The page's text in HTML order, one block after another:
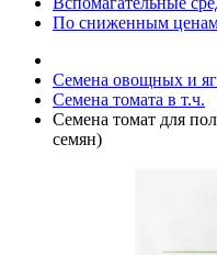
По сниженным
Семена овощных и
Семена томата в т.ч.
Семена томат для
семян)